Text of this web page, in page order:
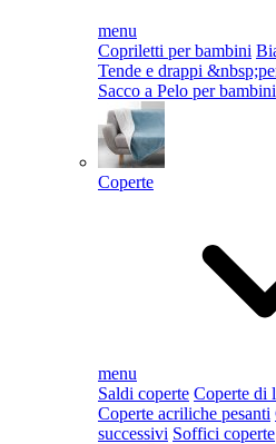
menu
Copriletti per bambini
Tende e drappi
Sacco a Pelo per bambini
Coperte
menu
Saldi coperte Coperte di
Coperte acriliche pesanti
successivi Soffici coperte